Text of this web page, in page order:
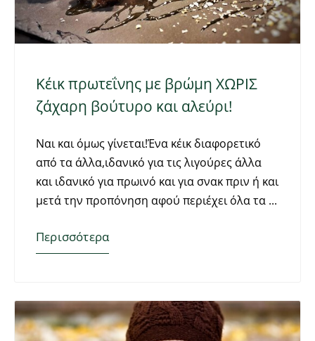
Κέικ πρωτεΐνης με βρώμη ΧΩΡΙΣ
ζάχαρη βούτυρο και αλεύρι!
Ναι και όμως γίνεται!Ένα κέικ διαφορετικό
από τα άλλα,ιδανικό για τις λιγούρες άλλα
και ιδανικό για πρωινό και για σνακ πριν ή και
μετά την προπόνηση αφού περιέχει όλα τα
Περισσότερα